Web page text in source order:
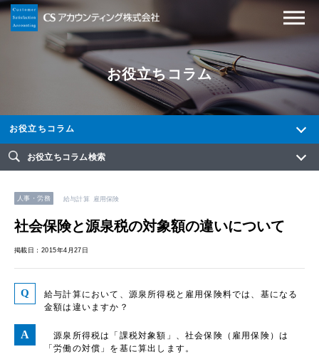
お役立ちコラム
お役立ちコラム
お役立ちコラム検索
人事・労務 給与計算 雇用保険
社会保険と源泉税の対象額の違いについて
掲載日：2015年4月27日
給与計算において、源泉所得税と雇用保険料では、基になる
金額は違いますか？
源泉所得税は「課税対象額」、社会保険（雇用保険）は
「労働の対償」を基に算出します。